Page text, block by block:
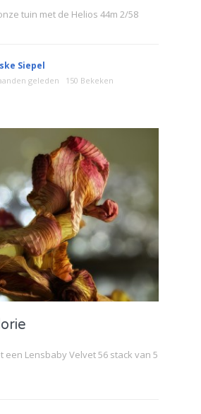
tuin met de Helios 44m 2/58
Siepel
geleden 150 Bekeken
een Lensbaby Velvet 56 stack van 5